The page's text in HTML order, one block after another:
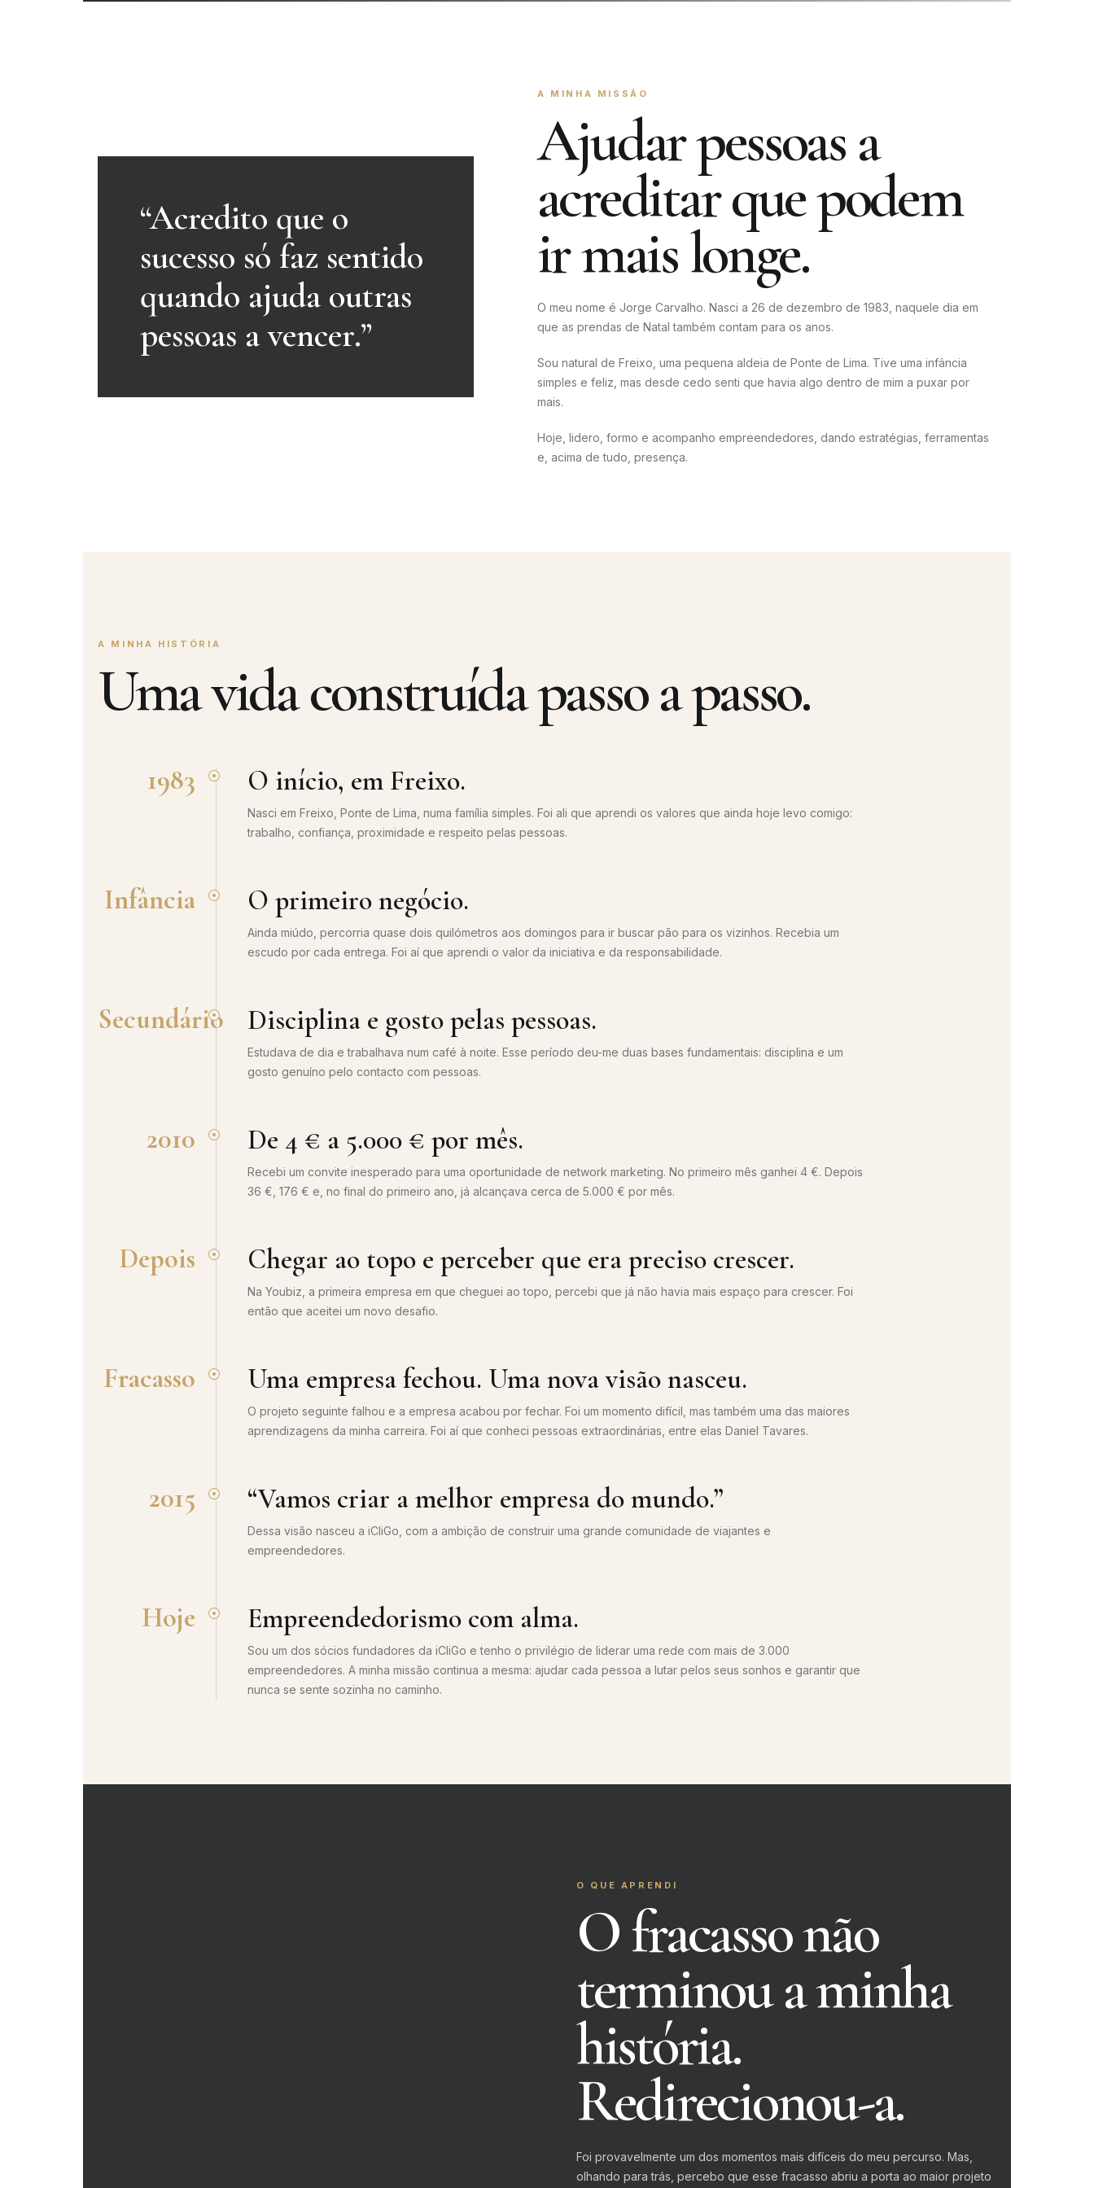
“Acredito que o
sucesso só faz sentido
quando ajuda outras
pessoas a vencer.”
A MINHA MISSÃO
Ajudar pessoas a
acreditar que podem
ir mais longe.
O meu nome é Jorge Carvalho. Nasci a 26 de dezembro de 1983, naquele dia em
que as prendas de Natal também contam para os anos.
Sou natural de Freixo, uma pequena aldeia de Ponte de Lima. Tive uma infância
simples e feliz, mas desde cedo senti que havia algo dentro de mim a puxar por
mais.
Hoje, lidero, formo e acompanho empreendedores, dando estratégias, ferramentas
e, acima de tudo, presença.
A MINHA HISTÓRIA
Uma vida construída passo a passo.
1983 O início, em Freixo.
Nasci em Freixo, Ponte de Lima, numa família simples. Foi ali que aprendi os valores que ainda hoje levo comigo:
trabalho, confiança, proximidade e respeito pelas pessoas.
Infância O primeiro negócio.
Ainda miúdo, percorria quase dois quilómetros aos domingos para ir buscar pão para os vizinhos. Recebia um
escudo por cada entrega. Foi aí que aprendi o valor da iniciativa e da responsabilidade.
Secundário Disciplina e gosto pelas pessoas.
Estudava de dia e trabalhava num café à noite. Esse período deu-me duas bases fundamentais: disciplina e um
gosto genuíno pelo contacto com pessoas.
2010 De 4 € a 5.000 € por mês.
Recebi um convite inesperado para uma oportunidade de network marketing. No primeiro mês ganhei 4 €. Depois
36 €, 176 € e, no final do primeiro ano, já alcançava cerca de 5.000 € por mês.
Depois Chegar ao topo e perceber que era preciso crescer.
Na Youbiz, a primeira empresa em que cheguei ao topo, percebi que já não havia mais espaço para crescer. Foi
então que aceitei um novo desafio.
Fracasso Uma empresa fechou. Uma nova visão nasceu.
O projeto seguinte falhou e a empresa acabou por fechar. Foi um momento difícil, mas também uma das maiores
aprendizagens da minha carreira. Foi aí que conheci pessoas extraordinárias, entre elas Daniel Tavares.
2015 “Vamos criar a melhor empresa do mundo.”
Dessa visão nasceu a iCliGo, com a ambição de construir uma grande comunidade de viajantes e
empreendedores.
Hoje Empreendedorismo com alma.
Sou um dos sócios fundadores da iCliGo e tenho o privilégio de liderar uma rede com mais de 3.000
empreendedores. A minha missão continua a mesma: ajudar cada pessoa a lutar pelos seus sonhos e garantir que
nunca se sente sozinha no caminho.
O QUE APRENDI
O fracasso não
terminou a minha
história.
Redirecionou-a.
Foi provavelmente um dos momentos mais difíceis do meu percurso. Mas,
olhando para trás, percebo que esse fracasso abriu a porta ao maior projeto